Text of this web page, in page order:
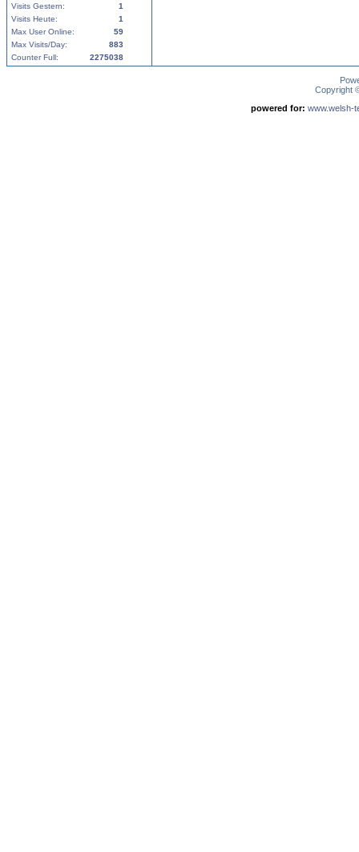
Visits Gestern:
1
Visits Heute:
1
Max User Online:
59
Max Visits/Day:
883
Counter Full:
2275038
Copyright
powered for: www.welsh-